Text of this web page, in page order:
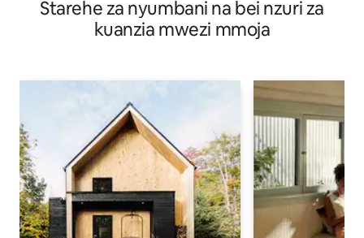
Starehe za nyumbani na bei nzuri za
kuanzia mwezi mmoja